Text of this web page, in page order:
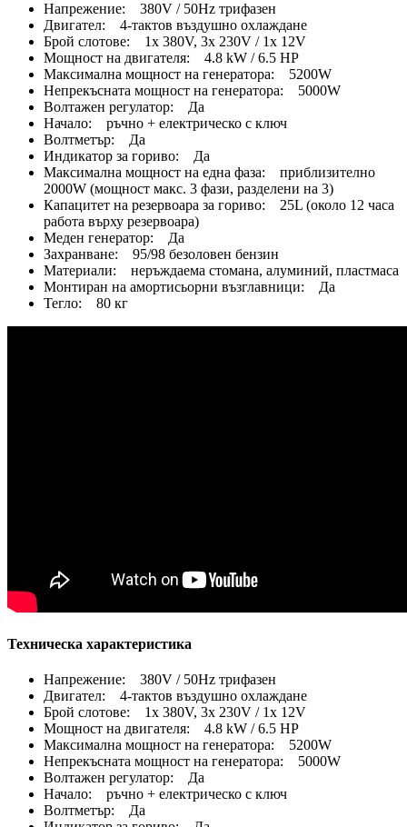
Напрежение: 380V / 50Hz трифазен
Двигател: 4-тактов въздушно охлаждане
Брой слотове: 1x 380V, 3x 230V / 1x 12V
Мощност на двигателя: 4.8 kW / 6.5 HP
Максимална мощност на генератора: 5200W
Непрекъсната мощност на генератора: 5000W
Волтажен регулатор: Да
Начало: ръчно + електрическо с ключ
Волтметър: Да
Индикатор за гориво: Да
Максимална мощност на една фаза: приблизително
2000W (мощност макс. 3 фази, разделени на 3)
Капацитет на резервоара за гориво: 25L (около 12 часа
работа върху резервоара)
Меден генератор: Да
Захранване: 95/98 безоловен бензин
Материали: неръждаема стомана, алуминий, пластмаса
Монтиран на амортисьорни възглавници: Да
Тегло: 80 кг
Техническа характеристика
Напрежение: 380V / 50Hz трифазен
Двигател: 4-тактов въздушно охлаждане
Брой слотове: 1x 380V, 3x 230V / 1x 12V
Мощност на двигателя: 4.8 kW / 6.5 HP
Максимална мощност на генератора: 5200W
Непрекъсната мощност на генератора: 5000W
Волтажен регулатор: Да
Начало: ръчно + електрическо с ключ
Волтметър: Да